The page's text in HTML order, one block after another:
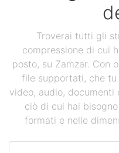
Troverai tutti gli
compressione di cui
posto, su Zamzar. Con
file supportati, che
video, audio,
ciò di cui hai
formati e nelle